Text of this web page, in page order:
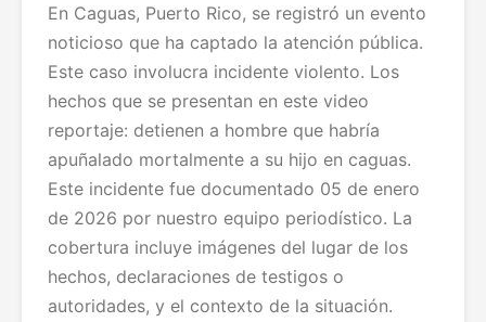
En Caguas, Puerto Rico, se registró un evento
noticioso que ha captado la atención pública.
Este caso involucra incidente violento. Los
hechos que se presentan en este video
reportaje: detienen a hombre que habría
apuñalado mortalmente a su hijo en caguas.
Este incidente fue documentado 05 de enero
de 2026 por nuestro equipo periodístico. La
cobertura incluye imágenes del lugar de los
hechos, declaraciones de testigos o
autoridades, y el contexto de la situación.